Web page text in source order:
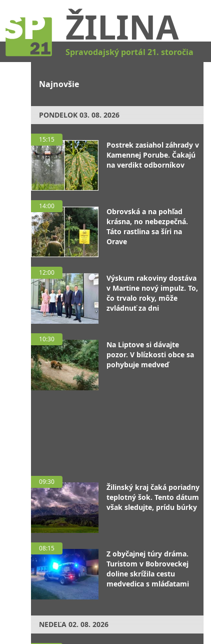
ŽILINA
Spravodajský portál 21. storočia
Najnovšie
PONDELOK 03. 08. 2026
15:15
Postrek zasiahol záhrady v
Kamennej Porube. Čakajú
na verdikt odborníkov
14:00
Obrovská a na pohľad
krásna, no nebezpečná.
Táto rastlina sa šíri na
Orave
12:00
Výskum rakoviny dostáva
v Martine nový impulz. To,
čo trvalo roky, môže
zvládnuť za dni
10:30
Na Liptove si dávajte
pozor. V blízkosti obce sa
pohybuje medveď
09:30
Žilinský kraj čaká poriadny
teplotný šok. Tento dátum
však sledujte, prídu búrky
08:15
Z obyčajnej túry dráma.
Turistom v Bobroveckej
doline skrížila cestu
medvedica s mláďatami
NEDEĽA 02. 08. 2026